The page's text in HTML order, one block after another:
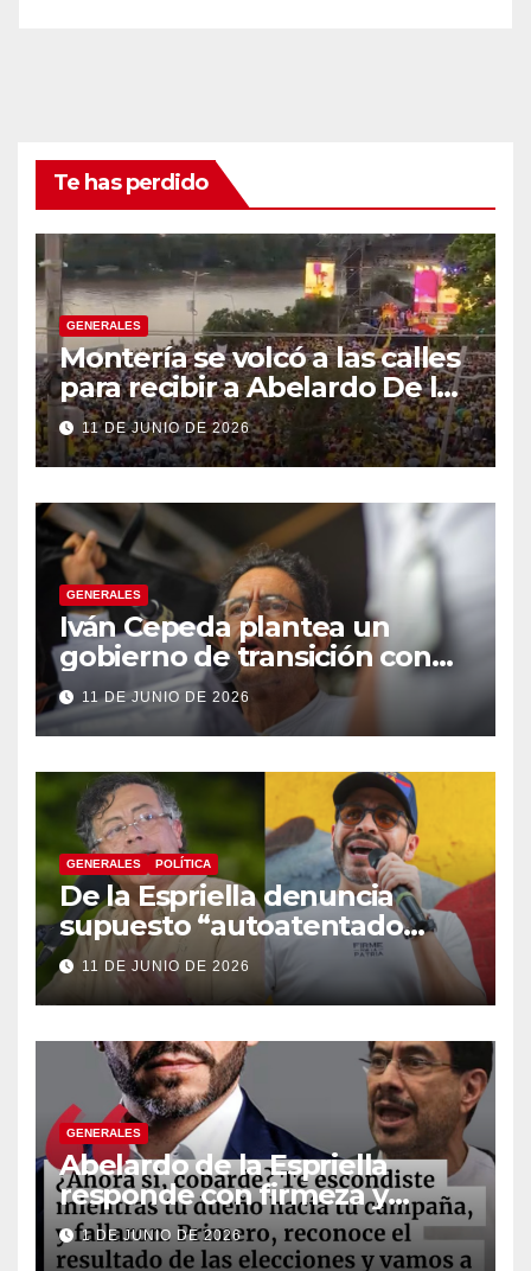
Te has perdido
GENERALES
Montería se volcó a las calles
para recibir a Abelardo De la
Espriella
11 DE JUNIO DE 2026
GENERALES
Iván Cepeda plantea un
gobierno de transición con
énfasis en el empalme
institucional y una eventual
constituyente
11 DE JUNIO DE 2026
GENERALES POLÍTICA
De la Espriella denuncia
supuesto “autoatentado
legislativo” tras decisión de
suspender provisionalmente
a Petro
11 DE JUNIO DE 2026
GENERALES
Abelardo de la Espriella
responde con firmeza y
fortalece su imagen de
liderazgo ante la controversia
1 DE JUNIO DE 2026